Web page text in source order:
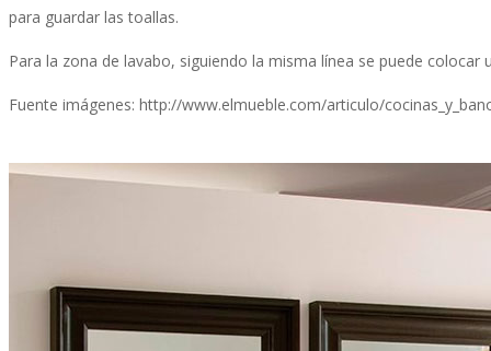
para guardar las toallas.
Para la zona de lavabo, siguiendo la misma línea se puede
Fuente imágenes: http://www.elmueble.com/articulo/